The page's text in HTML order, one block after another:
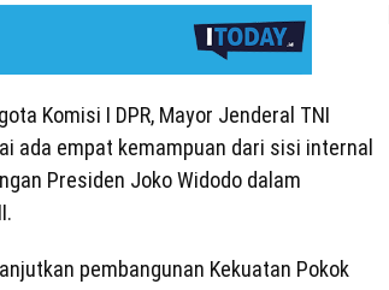
Komisi I DPR, Mayor Jenderal TNI
ada empat kemampuan dari sisi internal
Presiden Joko Widodo dalam
pembangunan Kekuatan Pokok